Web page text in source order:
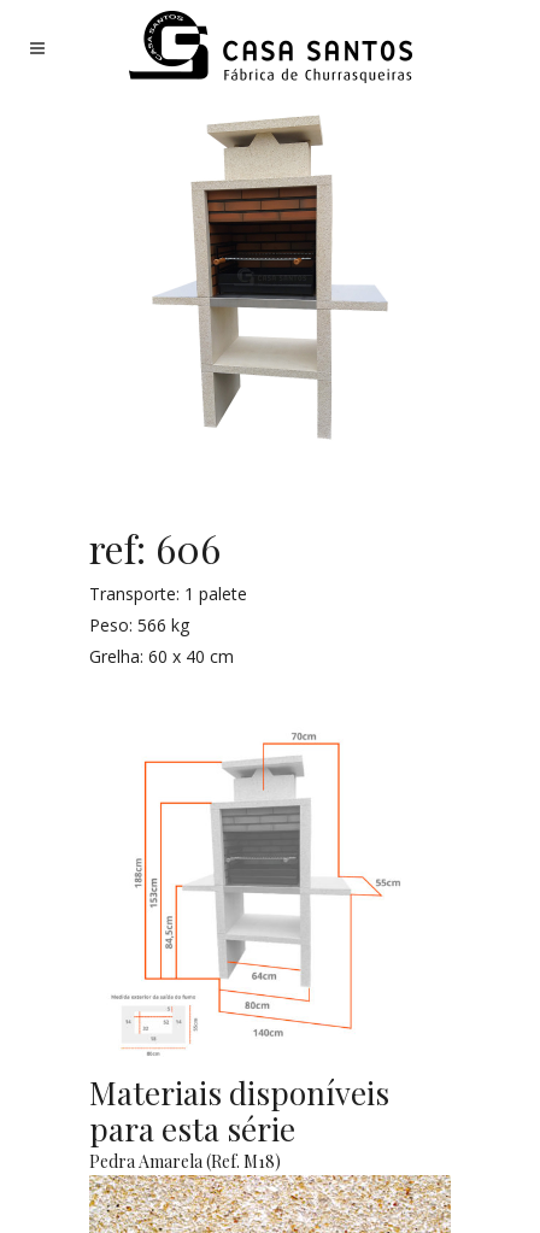
ref: 606
Transporte: 1 palete
Peso: 566 kg
Grelha: 60 x 40 cm
Materiais disponíveis
para esta série
Pedra Amarela (Ref. M18)